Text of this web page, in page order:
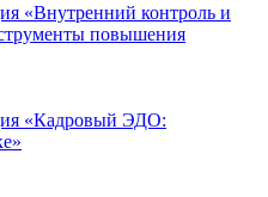
«Внутренний контроль и
повышения
«Кадровый ЭДО: